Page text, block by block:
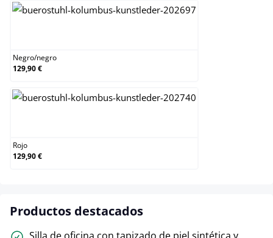
Negro/negro
129,90 €
Rojo
129,90 €
Productos destacados